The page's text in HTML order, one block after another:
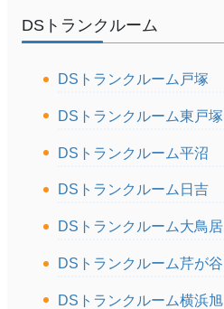
DSトランクルーム
DSトランクルーム戸塚
DSトランクルーム東戸塚
DSトランクルーム平沼
DSトランクルーム日吉
DSトランクルーム大鳥居
DSトランクルーム芹が谷
DSトランクルーム横浜旭